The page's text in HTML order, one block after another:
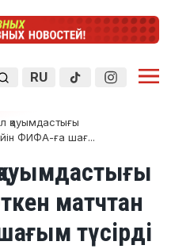
RU
қауымдастығы
ФИФА-ға шағ...
матчтан
түсірді